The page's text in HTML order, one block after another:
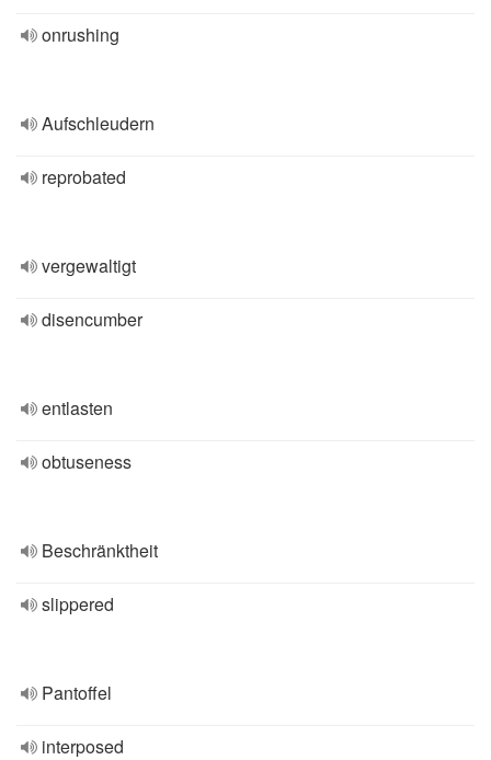
onrushing
Aufschleudern
reprobated
vergewaltigt
disencumber
entlasten
obtuseness
Beschränktheit
slippered
Pantoffel
interposed